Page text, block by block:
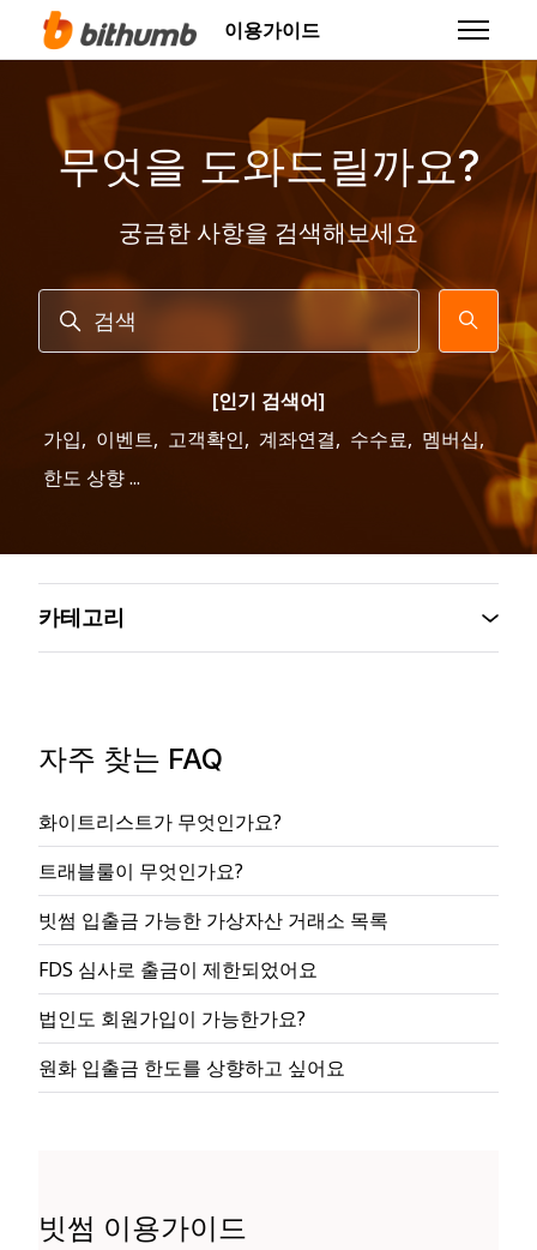
주 콘텐츠로 건너뛰기
이용가이드 탐색 메
무엇을 도와드릴까요?
궁금한 사항을 검색해보세요
검색
[인기 검색어]
가입, 이벤트, 고객확인, 계좌연결, 수수료, 멤버십,
한도 상향 ...
빗썸 이용가이드
자주 찾는 FAQ
화이트리스트가 무엇인가요?
트래블룰이 무엇인가요?
빗썸 입출금 가능한 가상자산 거래소 목록
FDS 심사로 출금이 제한되었어요
법인도 회원가입이 가능한가요?
원화 입출금 한도를 상향하고 싶어요
카테고리